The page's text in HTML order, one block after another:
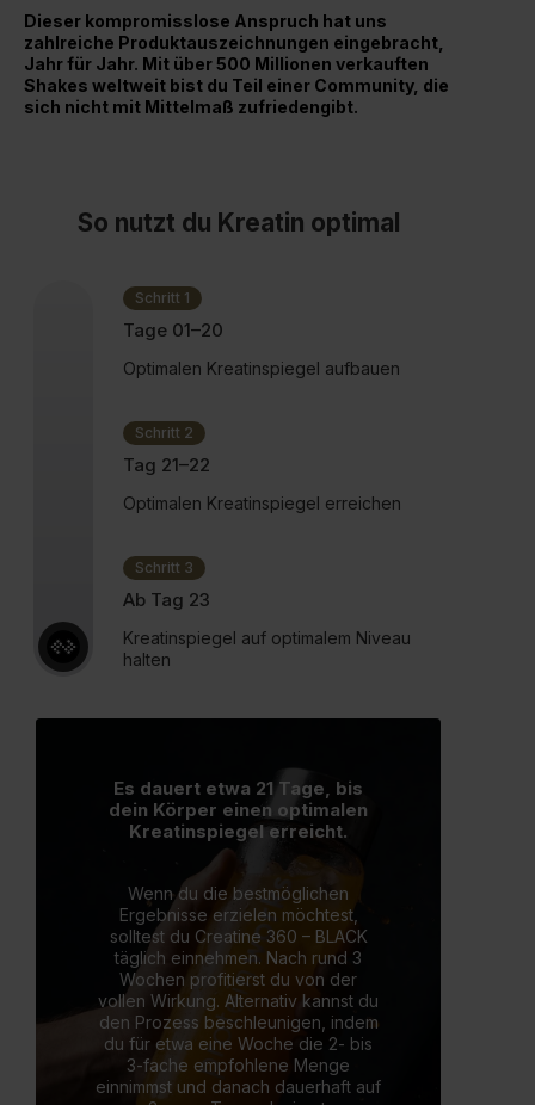
Dieser kompromisslose Anspruch hat uns
zahlreiche Produktauszeichnungen eingebracht,
Jahr für Jahr. Mit über 500 Millionen verkauften
Shakes weltweit bist du Teil einer Community, die
sich nicht mit Mittelmaß zufriedengibt.
So nutzt du Kreatin optimal
Schritt 1
Tage 01–20
Optimalen Kreatinspiegel aufbauen
Schritt 2
Tag 21–22
Optimalen Kreatinspiegel erreichen
Schritt 3
Ab Tag 23
Kreatinspiegel auf optimalem Niveau
halten
Es dauert etwa 21 Tage, bis
dein Körper einen optimalen
Kreatinspiegel erreicht.
Wenn du die bestmöglichen
Ergebnisse erzielen möchtest,
solltest du Creatine 360 – BLACK
täglich einnehmen. Nach rund 3
Wochen profitierst du von der
vollen Wirkung. Alternativ kannst du
den Prozess beschleunigen, indem
du für etwa eine Woche die 2- bis
3-fache empfohlene Menge
einnimmst und danach dauerhaft auf